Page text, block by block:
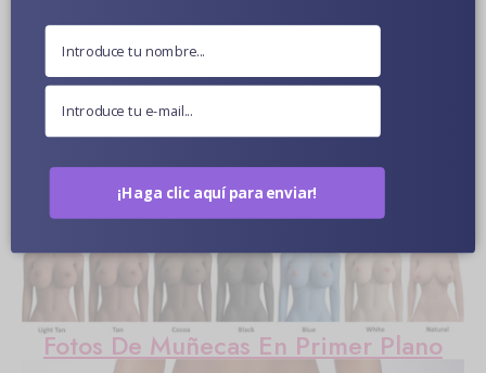
Más información
Fotos De Muñecas En Primer Plano
¡Haga clic aquí para enviar!